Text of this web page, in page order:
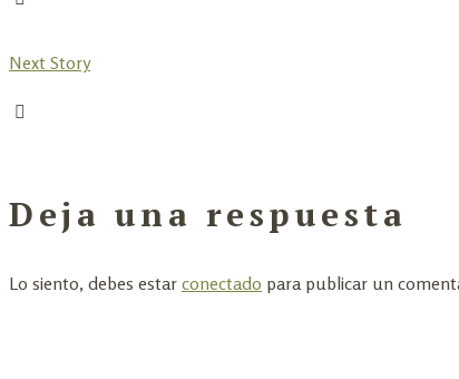
Next Story
Deja una respuesta
Lo siento, debes estar conectado para publicar un